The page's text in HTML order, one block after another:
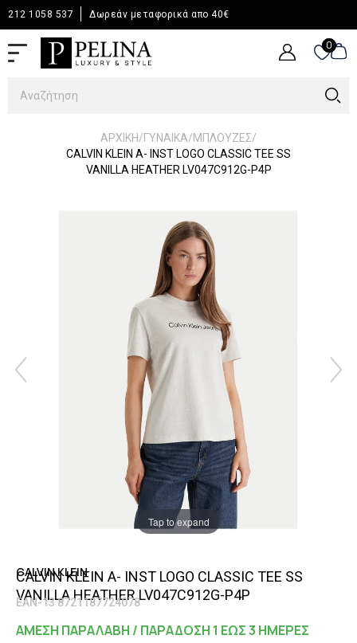
212 1058 537 Δωρεάν μεταφορικά απο 40€
0
0
ΑΡΧΙΚΉ/ΓΥΝΑΙΚΑ/ΜΠΛΟΥΖΕΣ/
CALVIN KLEIN A- INST LOGO CLASSIC TEE SS
VANILLA HEATHER LV047C912G-P4P
Tap to expand
CALVIN KLEIN
CALVIN KLEIN A- INST LOGO CLASSIC TEE SS
VANILLA HEATHER LV047C912G-P4P
EAN-13 8721187724078
ΑΜΕΣΗ ΠΑΡΑΛΑΒΗ / ΠΑΡΑΔΟΣΗ 1 ΕΩΣ 3 ΗΜΕΡΕΣ